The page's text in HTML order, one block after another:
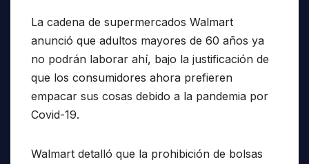
La cadena de supermercados Walmart
anunció que adultos mayores de 60 años ya
no podrán laborar ahí, bajo la justificación de
que los consumidores ahora prefieren
empacar sus cosas debido a la pandemia por
Covid-19.
Walmart detalló que la prohibición de bolsas